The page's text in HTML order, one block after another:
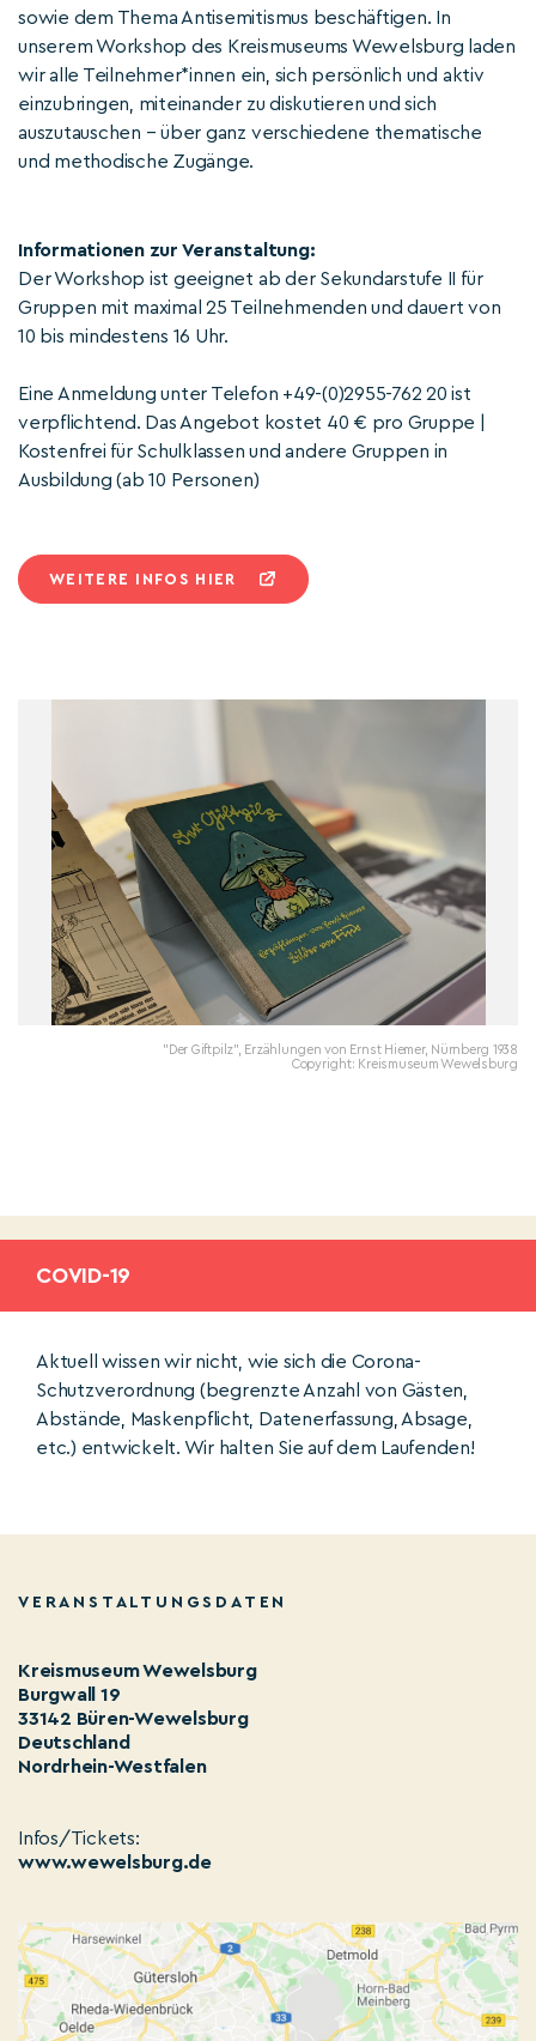
sowie dem Thema Antisemitismus beschäftigen. In
unserem Workshop des Kreismuseums Wewelsburg laden
wir alle Teilnehmer*innen ein, sich persönlich und aktiv
einzubringen, miteinander zu diskutieren und sich
auszutauschen – über ganz verschiedene thematische
und methodische Zugänge.
Informationen zur Veranstaltung:
Der Workshop ist geeignet ab der Sekundarstufe II für
Gruppen mit maximal 25 Teilnehmenden und dauert von
10 bis mindestens 16 Uhr.
Eine Anmeldung unter Telefon +49-(0)2955-762 20 ist
verpflichtend. Das Angebot kostet 40 € pro Gruppe |
Kostenfrei für Schulklassen und andere Gruppen in
Ausbildung (ab 10 Personen)
WEITERE INFOS HIER
"Der Giftpilz", Erzählungen von Ernst Hiemer, Nürnberg 1938
Copyright: Kreismuseum Wewelsburg
COVID-19
Aktuell wissen wir nicht, wie sich die Corona-
Schutzverordnung (begrenzte Anzahl von Gästen,
Abstände, Maskenpflicht, Datenerfassung, Absage,
etc.) entwickelt. Wir halten Sie auf dem Laufenden!
VERANSTALTUNGSDATEN
Kreismuseum Wewelsburg
Burgwall 19
33142 Büren-Wewelsburg
Deutschland
Nordrhein-Westfalen
Infos/Tickets:
www.wewelsburg.de